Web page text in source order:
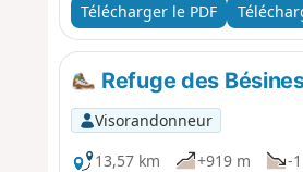
Télécharger le PDF
Refuge des
Visorandonneur
13,57 km
+919 m -